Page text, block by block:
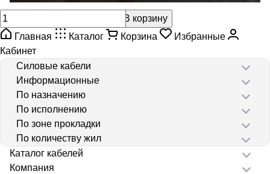
В корзину
Главная
Каталог Корзина
Избранные
Кабинет
Силовые кабели
Информационные
По назначению
По исполнению
По зоне прокладки
По количеству жил
Каталог кабелей
Компания